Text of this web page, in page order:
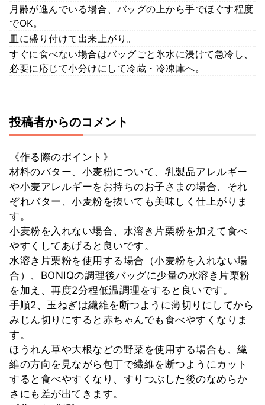
月齢が進んでいる場合、バッグの上から手でほぐす程度
でOK。
皿に盛り付けて出来上がり。
すぐに食べない場合はバッグごと氷水に浸けて急冷し、
必要に応じて小分けにして冷蔵・冷凍庫へ。
投稿者からのコメント
《作る際のポイント》
材料のバター、小麦粉について、乳製品アレルギー
や小麦アレルギーをお持ちのお子さまの場合、それ
ぞれバター、小麦粉を抜いても美味しく仕上がりま
す。
小麦粉を入れない場合、水溶き片栗粉を加えて食べ
やすくしてあげると良いです。
水溶き片栗粉を使用する場合（小麦粉を入れない場
合）、BONIQの調理後バッグに少量の水溶き片栗粉
を加え、再度2分程低温調理をすると良いです。
手順2、玉ねぎは繊維を断つように薄切りにしてから
みじん切りにすると赤ちゃんでも食べやすくなりま
す。
ほうれん草や大根などの野菜を使用する場合も、繊
維の方向を見ながら包丁で繊維を断つようにカット
すると食べやすくなり、すりつぶした後のなめらか
さにも差が出てきます。